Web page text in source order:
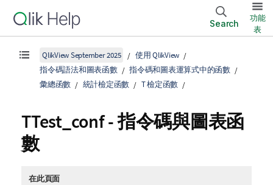
Search
功能
表
QlikView September 2025
使用 QlikView
指令碼語法和圖表函數
指令碼和圖表運算式中的函數
彙總函數
統計檢定函數 T 檢定函數
TTest_conf- 指令碼與圖表函
數
在此頁面